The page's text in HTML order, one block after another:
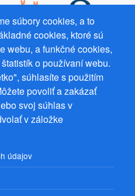
súbory cookies, a to
cookies, ktoré sú
webu, a funkčné cookies,
o používaní webu.
súhlasíte s použitím
povoliť a zakázať
svoj súhlas v
v záložke
údajov
MBA, Ostrov 256, 561
DIČ CZ9161263958
s.r.o.